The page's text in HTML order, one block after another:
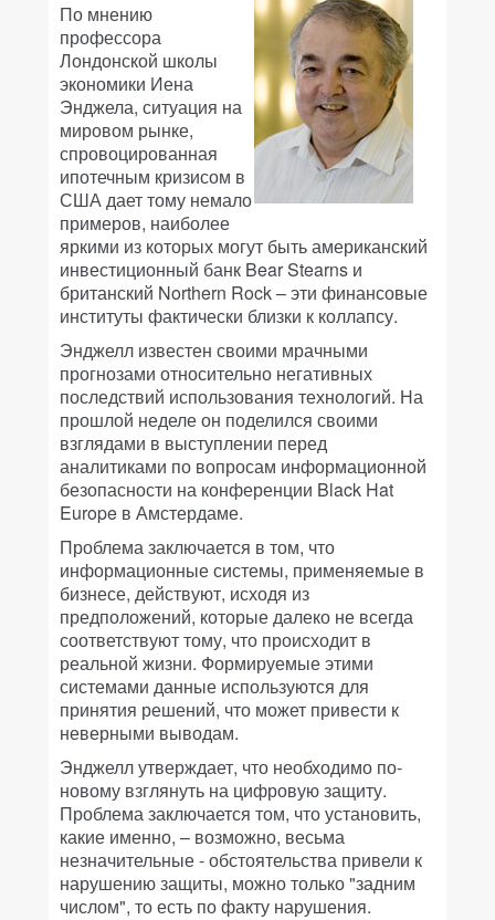
По мнению
профессора
Лондонской школы
экономики Иена
Энджела, ситуация на
мировом рынке,
спровоцированная
ипотечным кризисом в
США дает тому немало
примеров, наиболее
яркими из которых могут быть американский
инвестиционный банк Bear Stearns и
британский Northern Rock – эти финансовые
институты фактически близки к коллапсу.
Энджелл известен своими мрачными
прогнозами относительно негативных
последствий использования технологий. На
прошлой неделе он поделился своими
взглядами в выступлении перед
аналитиками по вопросам информационной
безопасности на конференции Black Hat
Europe в Амстердаме.
Проблема заключается в том, что
информационные системы, применяемые в
бизнесе, действуют, исходя из
предположений, которые далеко не всегда
соответствуют тому, что происходит в
реальной жизни. Формируемые этими
системами данные используются для
принятия решений, что может привести к
неверными выводам.
Энджелл утверждает, что необходимо по-
новому взглянуть на цифровую защиту.
Проблема заключается том, что установить,
какие именно, – возможно, весьма
незначительные - обстоятельства привели к
нарушению защиты, можно только "задним
числом", то есть по факту нарушения.